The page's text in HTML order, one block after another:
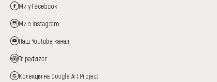
Ми у Facebook
Ми в Instagram
Наш Youtube канал
Tripadvizor
Колекція на Google Art Project